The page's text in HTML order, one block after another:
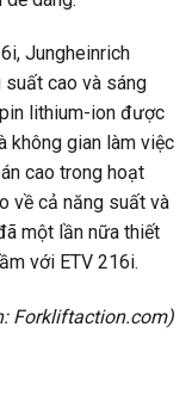
Jungheinrich
cao và sáng
lithium-ion được
không gian làm việc
cao trong hoạt
về cả năng suất và
một lần nữa thiết
với ETV 216i.
Forkliftaction.com)